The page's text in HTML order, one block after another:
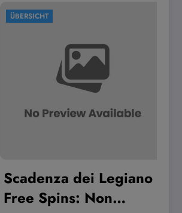
ÜBERSICHT
dei Legiano
Spins: Non